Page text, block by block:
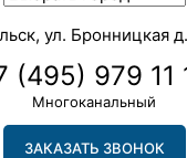
ул. Бронницкая
(495) 979 11
Многоканальный
ЗАКАЗАТЬ ЗВОНОК